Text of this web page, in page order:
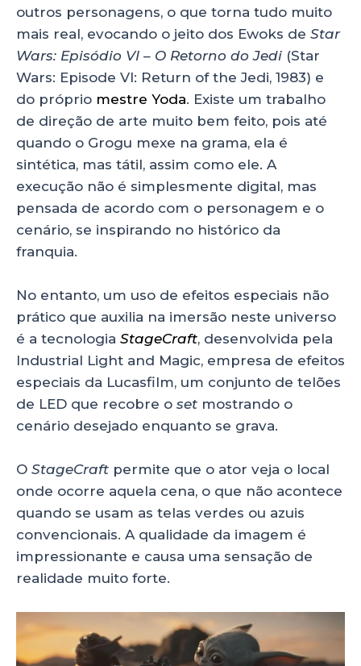
outros personagens, o que torna tudo muito
mais real, evocando o jeito dos Ewoks de Star
Wars: Episódio VI – O Retorno do Jedi (Star
Wars: Episode VI: Return of the Jedi, 1983) e
do próprio mestre Yoda. Existe um trabalho
de direção de arte muito bem feito, pois até
quando o Grogu mexe na grama, ela é
sintética, mas tátil, assim como ele. A
execução não é simplesmente digital, mas
pensada de acordo com o personagem e o
cenário, se inspirando no histórico da
franquia.
No entanto, um uso de efeitos especiais não
prático que auxilia na imersão neste universo
é a tecnologia StageCraft, desenvolvida pela
Industrial Light and Magic, empresa de efeitos
especiais da Lucasfilm, um conjunto de telões
de LED que recobre o set mostrando o
cenário desejado enquanto se grava.
O StageCraft permite que o ator veja o local
onde ocorre aquela cena, o que não acontece
quando se usam as telas verdes ou azuis
convencionais. A qualidade da imagem é
impressionante e causa uma sensação de
realidade muito forte.